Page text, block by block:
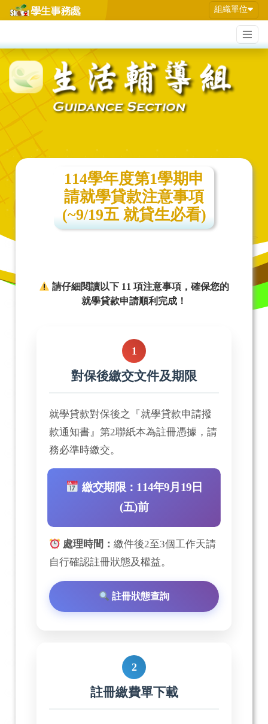
組織單位
114學年度第1學期申
請就學貸款注意事項
(~9/19五 就貸生必看)
請仔細閱讀以下 11 項注意事項，確保您的
就學貸款申請順利完成！
1
對保後繳交文件及期限
就學貸款對保後之『就學貸款申請撥
款通知書』第2聯紙本為註冊憑據，請
務必準時繳交。
繳交期限：114年9月19日
(五)前
處理時間： 繳件後2至3個工作天請
自行確認註冊狀態及權益。
註冊狀態查詢
2
註冊繳費單下載